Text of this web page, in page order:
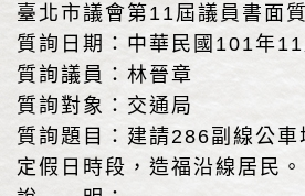
臺北市議會第11屆議員書面
質詢日期：中華民國101年11
質詢議員：林晉章
質詢對象：交通局
質詢題目：建請286副線公車
定假日時段，造福沿線居民。